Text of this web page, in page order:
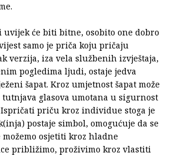
će biti bitne, osobito one dobro
samo je priča koju pričaju
verzija, iza vela službenih izvještaja,
pogledima ljudi, ostaje jedva
šapat. Kroz umjetnost šapat može
glasova umotana u sigurnost
priču kroz individue stoga je
postaje simbol, omogućuje da se
možemo osjetiti kroz hladne
približimo, proživimo kroz vlastiti